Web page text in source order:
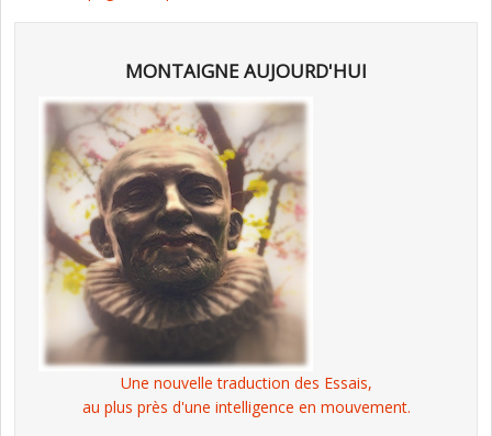
MONTAIGNE AUJOURD'HUI
Une nouvelle traduction des Essais,
au plus près d'une intelligence en mouvement.